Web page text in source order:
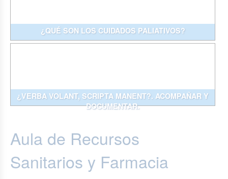
¿QUÉ SON LOS CUIDADOS PALIATIVOS?
¿VERBA VOLANT, SCRIPTA MANENT?. ACOMPAÑAR Y
DOCUMENTAR.
Aula de Recursos
Sanitarios y Farmacia